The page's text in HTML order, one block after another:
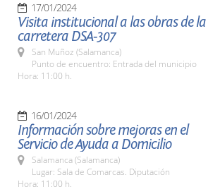
17/01/2024
Visita institucional a las obras de la
carretera DSA-307
San Muñoz (Salamanca)
Punto de encuentro: Entrada del municipio
Hora: 11:00 h.
16/01/2024
Información sobre mejoras en el
Servicio de Ayuda a Domicilio
Salamanca (Salamanca)
Lugar: Sala de Comarcas. Diputación
Hora: 11:00 h.